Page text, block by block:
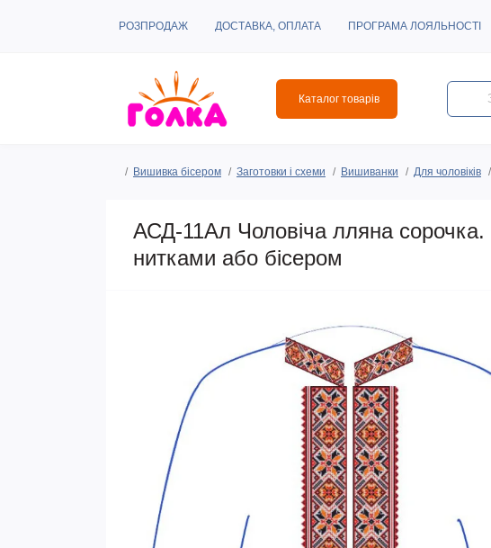
РОЗПРОДАЖ ДОСТАВКА, ОПЛАТА ПРОГРАМА ЛОЯЛЬНОСТІ
Каталог товарів
Вишивка бісером Заготовки і схеми Вишиванки Для чоловіків
АСД-11Ал Чоловіча лляна
нитками або бісером